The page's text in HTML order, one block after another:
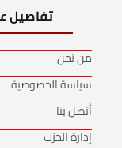
تفاصيل
من نحن
سياسة الخصوصية
أتصل بنا
إدارة الحزب